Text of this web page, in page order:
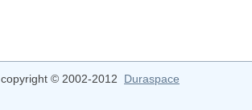
copyright © 2002-2012 Duraspace